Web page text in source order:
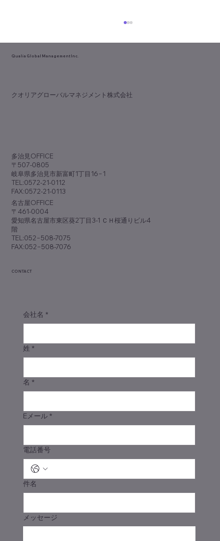
Qualia Global Management Inc.
​クオリアグローバルマネジメント株式会社
​多治見OFFICE
〒507-0805
岐阜県多治見市新富町1丁目16−1
TEL:0572-21-0112
FAX:0572-21-0113
​名古屋OFFICE
〒461-0004
愛知県名古屋市東区葵2丁目3-1 ＣＨ桜通りビル4
階
TEL:052−508-7075
FAX:052−508-7076
会社名 *
姓 *
名 *
Eメール *
電話番号
件名
メッセージ
CONTACT